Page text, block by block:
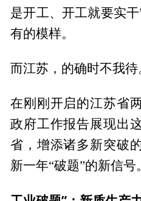
是开工、开工就要实
有的模样。
而江苏，的确时不我待
在刚刚开启的江苏省
政府工作报告展现出
省，增添诸多新突破
新一年“破题”的新信号